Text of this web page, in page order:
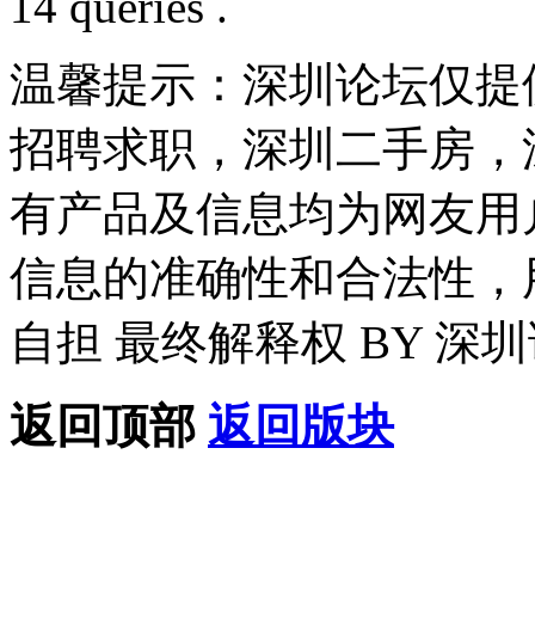
温馨提示：深圳论坛仅
招聘求职，深圳二手房
有产品及信息均为网友
信息的准确性和合法性
自担 最终解释权 BY 深
返回顶部 返回版块